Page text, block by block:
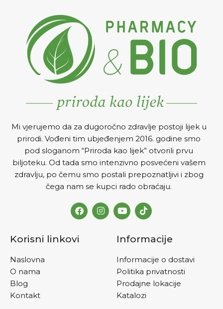
Mi vjerujemo da za dugoročno zdravlje postoji lijek u
prirodi. Vođeni tim ubjeđenjem 2016. godine smo
pod sloganom “Priroda kao lijek” otvorili prvu
biljoteku. Od tada smo intenzivno posvećeni vašem
zdravlju, po čemu smo postali prepoznatljivi i zbog
čega nam se kupci rado obraćaju.
Korisni linkovi
Naslovna
O nama
Blog
Kontakt
Informacije
Informacije o dostavi
Politika privatnosti
Prodajne lokacije
Katalozi